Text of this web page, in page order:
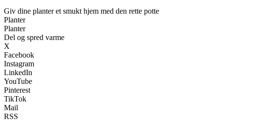
Giv dine planter et smukt hjem med den rette potte
Planter
Planter
Del og spred varme
X
Facebook
Instagram
LinkedIn
YouTube
Pinterest
TikTok
Mail
RSS